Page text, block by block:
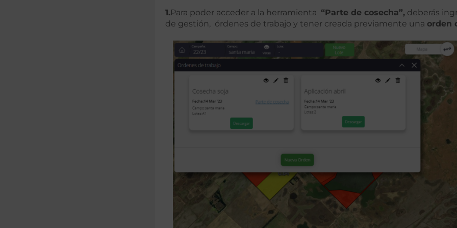
1.Para poder acceder a la herramienta “Parte de cosecha”,deberás
de gestión, órdenes de trabajo y tener creada previamente una orden